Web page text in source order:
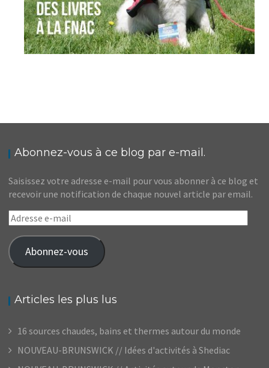
Abonnez-vous à ce blog par e-mail.
Saisissez votre adresse e-mail pour vous abonner à ce blog et
recevoir une notification de chaque nouvel article par email.
Adresse
e-
mail
Abonnez-vous
Articles les plus lus
16 sources chaudes, bains et thermes autour du monde
NOUVEAU-BRUNSWICK // Idées d'activités à Shediac